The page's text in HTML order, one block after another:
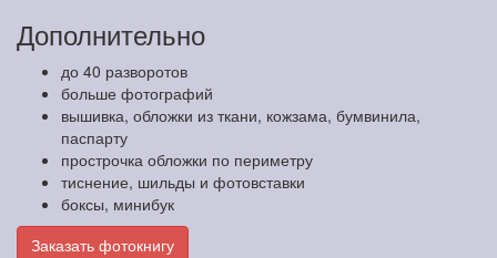
Дополнительно
до 40 разворотов
больше фотографий
вышивка, обложки из ткани, кожзама, бумвинила,
паспарту
прострочка обложки по периметру
тиснение, шильды и фотовставки
боксы, минибук
Заказать фотокнигу